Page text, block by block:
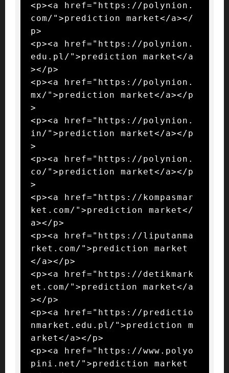
<p><a href="https://polynion.
com/">prediction market</a></
p>
<p><a href="https://polynion.
edu.pl/">prediction market</a
></p>
<p><a href="https://polynion.
mx/">prediction market</a></p
>
<p><a href="https://polynion.
in/">prediction market</a></p
>
<p><a href="https://polynion.
co/">prediction market</a></p
>
<p><a href="https://kompasmar
ket.com/">prediction market</
a></p>
<p><a href="https://liputanma
rket.com/">prediction market
</a></p>
<p><a href="https://detikmark
et.com/">prediction market</a
></p>
<p><a href="https://predictio
nmarket.edu.pl/">prediction m
arket</a></p>
<p><a href="https://www.polyo
pini.net/">prediction market